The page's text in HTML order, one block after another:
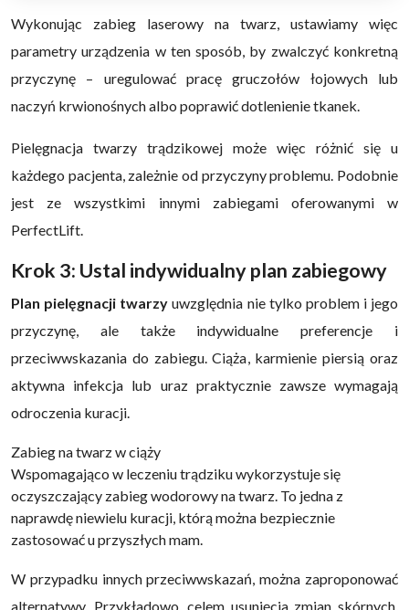
Wykonując zabieg laserowy na twarz, ustawiamy więc
parametry urządzenia w ten sposób, by zwalczyć konkretną
przyczynę – uregulować pracę gruczołów łojowych lub
naczyń krwionośnych albo poprawić dotlenienie tkanek.
Pielęgnacja twarzy trądzikowej może więc różnić się u
każdego pacjenta, zależnie od przyczyny problemu. Podobnie
jest ze wszystkimi innymi zabiegami oferowanymi w
PerfectLift.
Krok 3: Ustal indywidualny plan zabiegowy
Plan pielęgnacji twarzyuwzględnia nie tylko problem i jego
przyczynę, ale także indywidualne preferencje i
przeciwwskazania do zabiegu. Ciąża, karmienie piersią oraz
aktywna infekcja lub uraz praktycznie zawsze wymagają
odroczenia kuracji.
Zabieg na twarz w ciąży
Wspomagająco w leczeniu trądziku wykorzystuje się
oczyszczający zabieg wodorowy na twarz. To jedna z
naprawdę niewielu kuracji, którą można bezpiecznie
zastosować u przyszłych mam.
W przypadku innych przeciwwskazań, można zaproponować
alternatywy. Przykładowo, celem usunięcia zmian skórnych,